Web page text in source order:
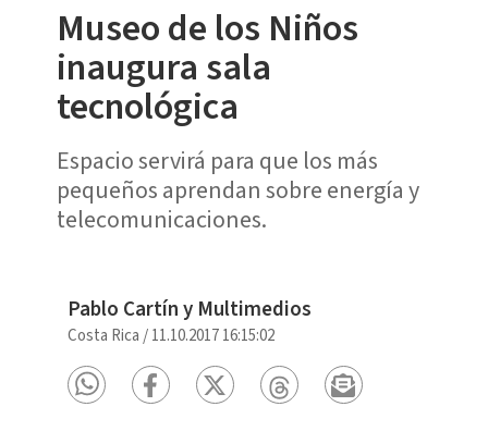
Museo de los Niños
inaugura sala
tecnológica
Espacio servirá para que los más
pequeños aprendan sobre energía y
telecomunicaciones.
Pablo Cartín y Multimedios
Costa Rica /11.10.2017 16:15:02